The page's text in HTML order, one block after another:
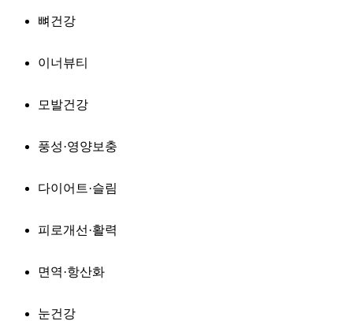
뼈건강
이너뷰티
모발건강
풍성·영양보충
다이어트·슬림
피로개선·활력
면역·항산화
눈건강